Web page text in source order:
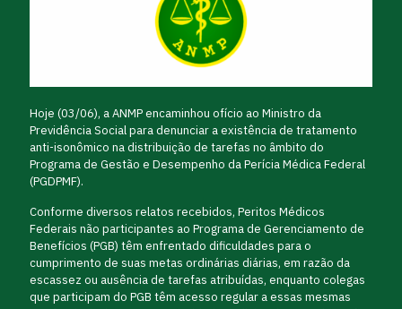
Hoje (03/06), a ANMP encaminhou ofício ao Ministro da
Previdência Social para denunciar a existência de tratamento
anti-isonômico na distribuição de tarefas no âmbito do
Programa de Gestão e Desempenho da Perícia Médica Federal
(PGDPMF).
Conforme diversos relatos recebidos, Peritos Médicos
Federais não participantes ao Programa de Gerenciamento de
Benefícios (PGB) têm enfrentado dificuldades para o
cumprimento de suas metas ordinárias diárias, em razão da
escassez ou ausência de tarefas atribuídas, enquanto colegas
que participam do PGB têm acesso regular a essas mesmas